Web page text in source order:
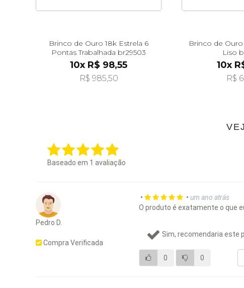
Brinco de Ouro 18k Estrela 6
Pontas Trabalhada br29503
10x R$ 98,55
R$ 985,50
Brinco de
Liso
10x
R$
Baseado em 1 avaliação
Pedro D.
Compra Verificada
• •um ano atrás
O produto é exatamente o que
Sim, recomendaria este
0 0